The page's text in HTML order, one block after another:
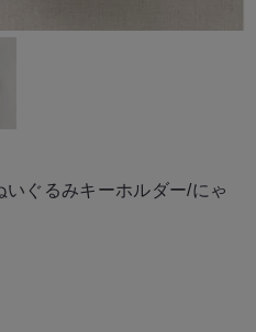
ぐるみキーホルダー/にゃ